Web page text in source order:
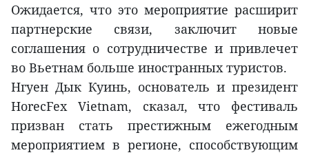
Ожидается, что это мероприятие расширит
партнерские связи, заключит новые
соглашения о сотрудничестве и привлечет
во Вьетнам больше иностранных туристов.
Нгуен Дык Куинь, основатель и президент
HorecFex Vietnam, сказал, что фестиваль
призван стать престижным ежегодным
мероприятием в регионе, способствующим